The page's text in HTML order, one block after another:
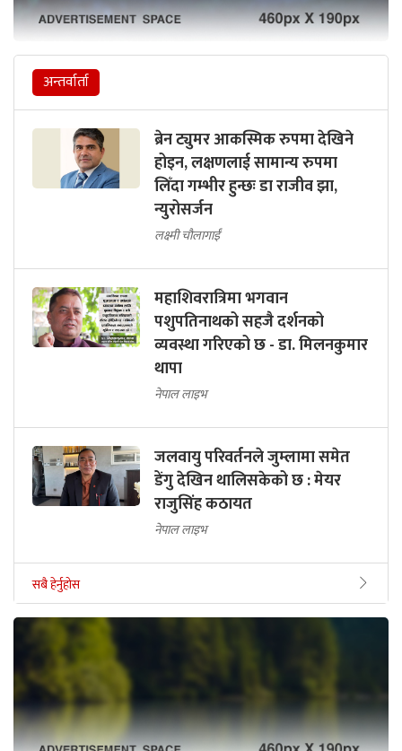
अन्तर्वार्ता
ब्रेन ट्युमर आकस्मिक रुपमा देखिने
होइन, लक्षणलाई सामान्य रुपमा
लिँदा गम्भीर हुन्छः डा राजीव झा,
न्युरोसर्जन
लक्ष्मी चौलागाईं
महाशिवरात्रिमा भगवान
पशुपतिनाथको सहजै दर्शनको
व्यवस्था गरिएको छ - डा. मिलनकुमार
थापा
नेपाल लाइभ
जलवायु परिवर्तनले जुम्लामा समेत
डेंगु देखिन थालिसकेको छ : मेयर
राजुसिंह कठायत
नेपाल लाइभ
सबै हेर्नुहोस